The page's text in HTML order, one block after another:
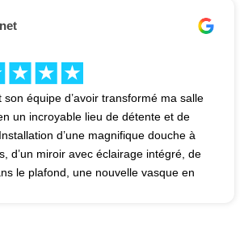
équipe d’avoir transformé ma salle
un incroyable lieu de détente et de
d’une magnifique douche à
d’un miroir avec éclairage intégré, de
le plafond, une nouvelle vasque en